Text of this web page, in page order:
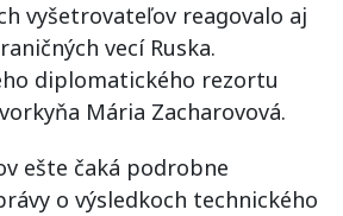
vyšetrovateľov reagovalo aj
vecí Ruska.
diplomatického rezortu
Mária Zacharovová.
ešte čaká podrobne
o výsledkoch technického